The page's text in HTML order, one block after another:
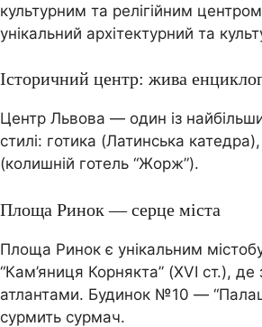
культурним та релігійним
унікальний архітектурний та
Історичний центр: жива
Центр Львова — один із
стилі: готика (Латинська
(колишній готель “Жорж”).
Площа Ринок — серце міста
Площа Ринок є унікальним
“Кам’яниця Корнякта” (XVI ст.),
атлантами. Будинок №10 —
сурмить сурмач.